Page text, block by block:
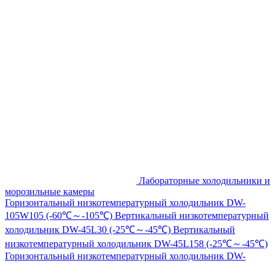
Лабораторные холодильники и
морозильные камеры
Горизонтальный низкотемпературный холодильник DW-
105W105 (-60℃～-105℃) Вертикальный низкотемпературный
холодильник DW-45L30 (-25℃～-45℃) Вертикальный
низкотемпературный холодильник DW-45L158 (-25℃～-45℃)
Горизонтальный низкотемпературный холодильник DW-